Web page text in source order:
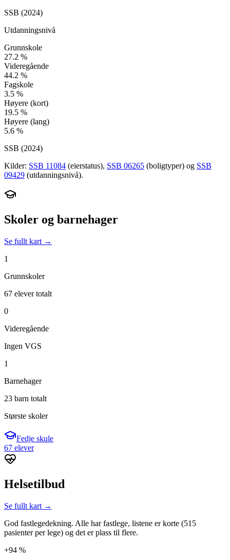
SSB (2024)
Utdanningsnivå
Grunnskole
27.2 %
Videregående
44.2 %
Fagskole
3.5 %
Høyere (kort)
19.5 %
Høyere (lang)
5.6 %
SSB (2024)
Kilder: SSB 11084 (eierstatus), SSB 06265 (boligtyper) og SSB
09429 (utdanningsnivå).
Skoler og barnehager
Se fullt kart →
1
Grunnskoler
67 elever totalt
0
Videregående
Ingen VGS
1
Barnehager
23 barn totalt
Største skoler
Fedje skule
67 elever
Helsetilbud
Se fullt kart →
God fastlegedekning. Alle har fastlege, listene er korte (515
pasienter per lege) og det er plass til flere.
+94 %